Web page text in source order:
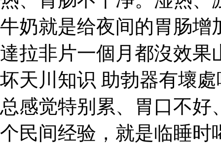
牛奶就是给夜间的胃肠增
達拉非片一個月都沒效果
坏天川知识 助勃器有壞
总感觉特别累、胃口不
个民间经验，就是临睡时